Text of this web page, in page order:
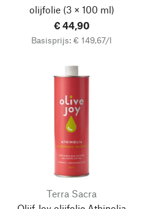
olijfolie(3 × 100 ml)
€ 44,90
Basisprijs: € 149,67/l
Terra Sacra